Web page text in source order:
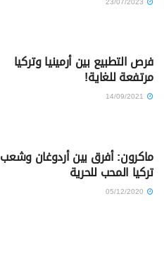
فرص التطبيع بين أرمينيا وتركيا
مرتفعة للغاية!
ماكرون: أفرق بين أردوغان وشعب
تركيا المحب للحرية